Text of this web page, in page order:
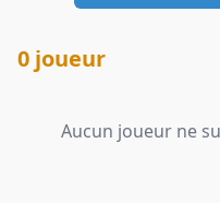
0 joueur
Aucun joueur ne